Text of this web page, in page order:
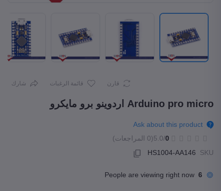
قارن قائمة الرغبات شارك
Arduino pro micro اردوينو برو مايكرو
Ask about this product
0
/5.0
(0 المراجعات)
SKU
HS1004-AA146
6
People are viewing right now